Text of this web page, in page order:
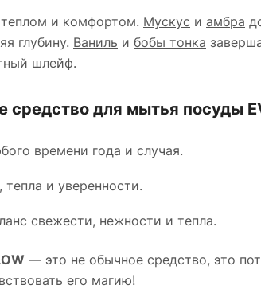
и комфортом. Мускус и амбра
глубину. Ваниль и бобы тонка
шлейф.
средство для мытья посуды
времени года и случая.
и уверенности.
свежести, нежности и тепла.
— это не обычное средство, это
его магию!